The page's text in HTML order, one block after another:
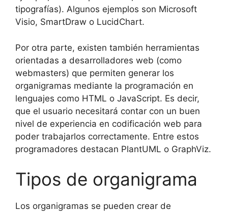
tipografías). Algunos ejemplos son Microsoft
Visio, SmartDraw o LucidChart.
Por otra parte, existen también herramientas
orientadas a desarrolladores web (como
webmasters) que permiten generar los
organigramas mediante la programación en
lenguajes como HTML o JavaScript. Es decir,
que el usuario necesitará contar con un buen
nivel de experiencia en codificación web para
poder trabajarlos correctamente. Entre estos
programadores destacan PlantUML o GraphViz.
Tipos de organigrama
Los organigramas se pueden crear de